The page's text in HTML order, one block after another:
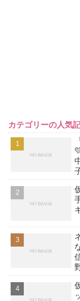
カテゴリーの人気